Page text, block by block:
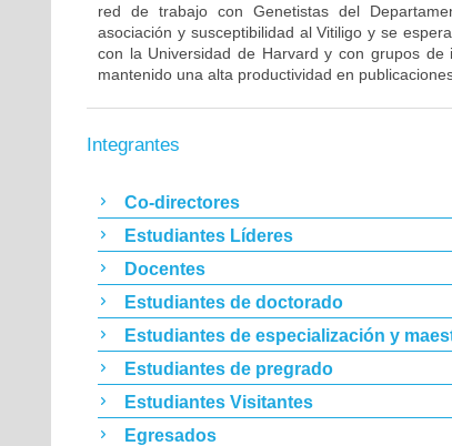
red de trabajo con Genetistas del
asociación y susceptibilidad al Vitiligo y se
con la Universidad de Harvard y con grupos
mantenido una alta productividad en
Integrantes
Co-directores
Estudiantes Líderes
Docentes
Estudiantes de doctorado
Estudiantes de especialización y
Estudiantes de pregrado
Estudiantes Visitantes
Egresados